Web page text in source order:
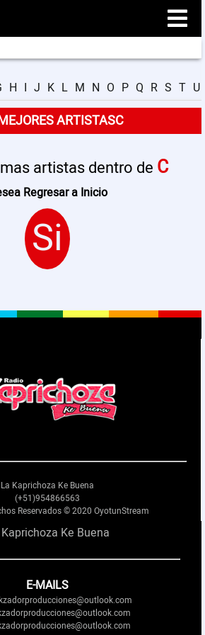
Radio
Videos
Programación
Nosotros
H I J K L M N O P Q R S T U
ARTISTASC
artistas dentro de C
Regresar a Inicio
Si
La Kaprichoza Ke Buena
(+51)954866563
Reservados © 2020 OyotunStream
Ke Buena
E-MAILS